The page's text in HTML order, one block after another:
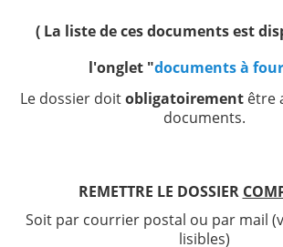
( La liste de ces documents est
l'onglet "documents à
Le dossier doitobligatoirement être
documents.
REMETTRE LE DOSSIER
Soit par courrier postal ou par mail
lisibles)